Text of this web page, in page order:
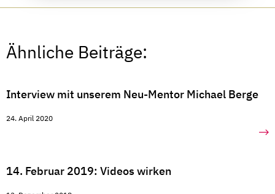
Ähnliche Beiträge:
Interview mit unserem Neu-Mentor Michael Berge
24. April 2020
14. Februar 2019: Videos wirken